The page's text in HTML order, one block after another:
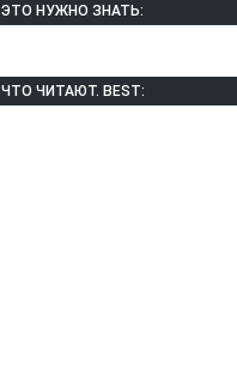
ЭТО НУЖНО ЗНАТЬ:
ЧТО ЧИТАЮТ. BEST:
для Зелимхана (Отр.
из романа «1овда»)